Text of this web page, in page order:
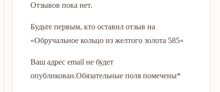
Отзывов пока нет.
Будьте первым, кто оставил отзыв на
«Обручальное кольцо из желтого золота 585»
Ваш адрес email не будет
опубликован.Обязательные поля помечены*